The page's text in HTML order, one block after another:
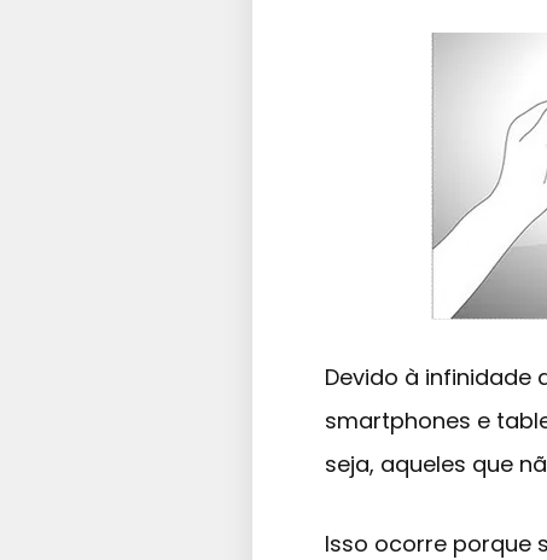
Devido à infinidade
smartphones e
seja, aqueles que
Isso ocorre porque